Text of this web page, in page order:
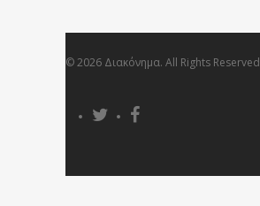
© 2026 Διακόνημα. All Rights